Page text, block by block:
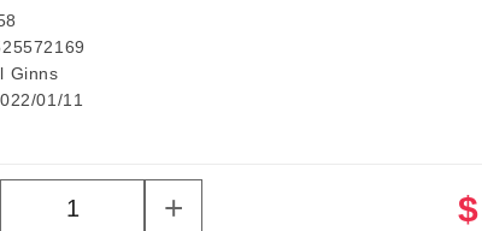
Ginns
01/11
+ $